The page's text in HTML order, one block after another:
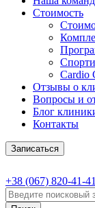
Стоимость
Cardio
Отзывы о
Вопросы и
Блог
Контакты
Записаться
+38 (067) 820-41-41